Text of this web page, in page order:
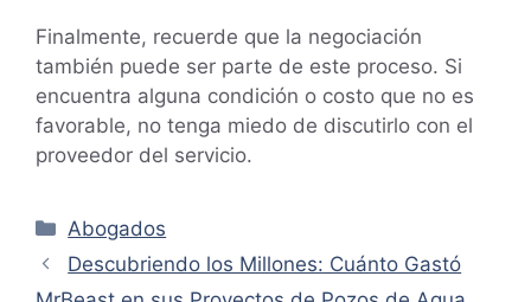
Finalmente, recuerde que la negociación
también puede ser parte de este proceso. Si
encuentra alguna condición o costo que no es
favorable, no tenga miedo de discutirlo con el
proveedor del servicio.
Categorías
Abogados
Descubriendo los Millones: Cuánto Gastó